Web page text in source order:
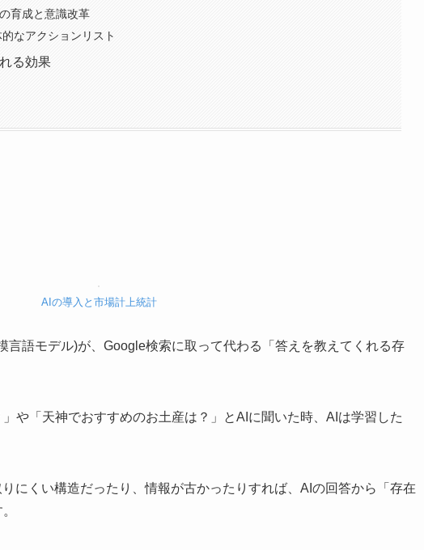
育成と意識改革
なアクションリスト
る効果
AIの導入と市場計上統計
言語モデル)が、Google検索に取って代わる「答えを教えてくれる存
や「天神でおすすめのお土産は？」とAIに聞いた時、AIは学習した
にくい構造だったり、情報が古かったりすれば、AIの回答から「存在